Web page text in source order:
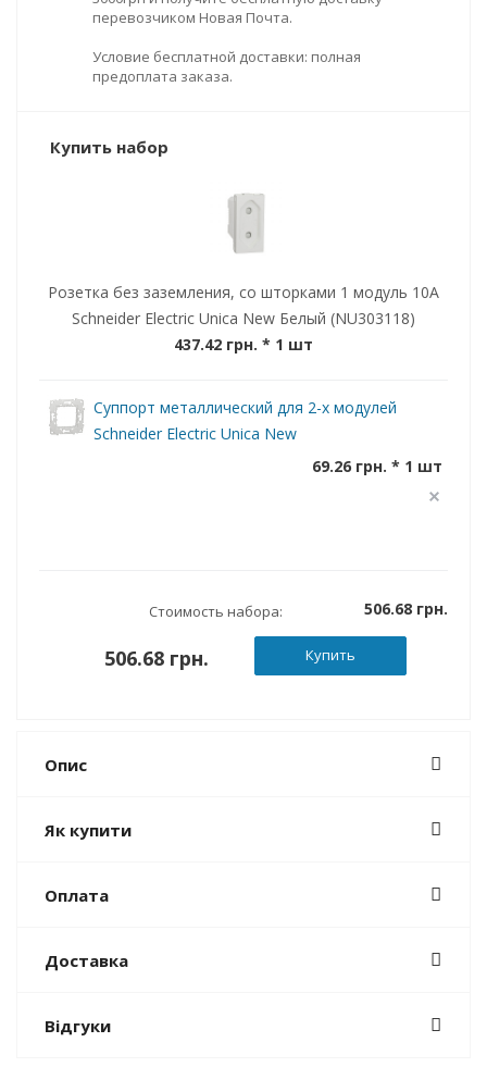
перевозчиком Новая Почта.
Условие бесплатной доставки: полная
предоплата заказа.
Купить набор
Розетка без заземления, со шторками 1 модуль 10А
Schneider Electric Unica New Белый (NU303118)
437.42 грн. * 1 шт
Суппорт металлический для 2-х модулей
Schneider Electric Unica New
69.26 грн. * 1 шт
Стоимость набора: 506.68 грн.
506.68 грн. Купить
Опис
Як купити
Оплата
Доставка
Відгуки